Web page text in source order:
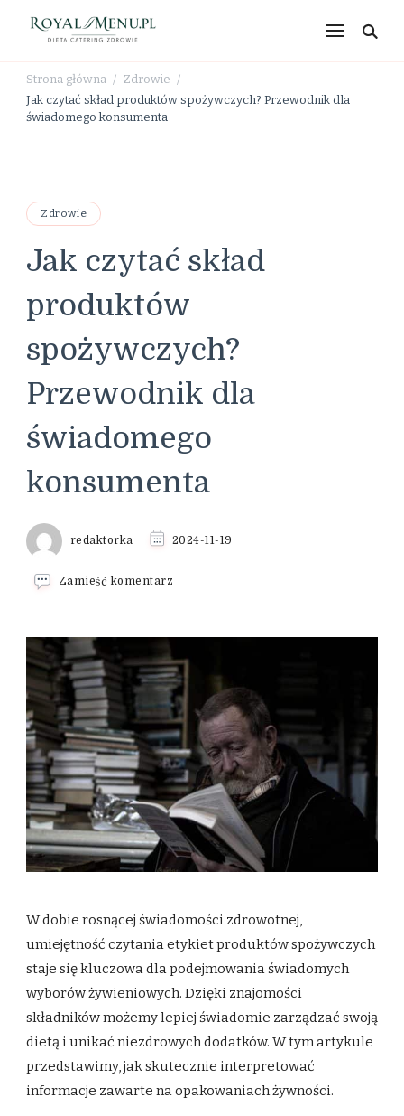
RoyalMenu.pl – dieta,
odżywianie
Strona główna / Zdrowie /
Jak czytać skład produktów spożywczych? Przewodnik dla
świadomego konsumenta
Zdrowie
Jak czytać skład
produktów
spożywczych?
Przewodnik dla
świadomego
konsumenta
redaktorka 2024-11-19
Zamieść komentarz
skład
produktów
spożywczych?
Przewodnik
dla
świadomego
konsumenta
W dobie rosnącej świadomości zdrowotnej,
umiejętność czytania etykiet produktów spożywczych
staje się kluczowa dla podejmowania świadomych
wyborów żywieniowych. Dzięki znajomości
składników możemy lepiej świadomie zarządzać swoją
dietą i unikać niezdrowych dodatków. W tym artykule
przedstawimy, jak skutecznie interpretować
informacje zawarte na opakowaniach żywności.